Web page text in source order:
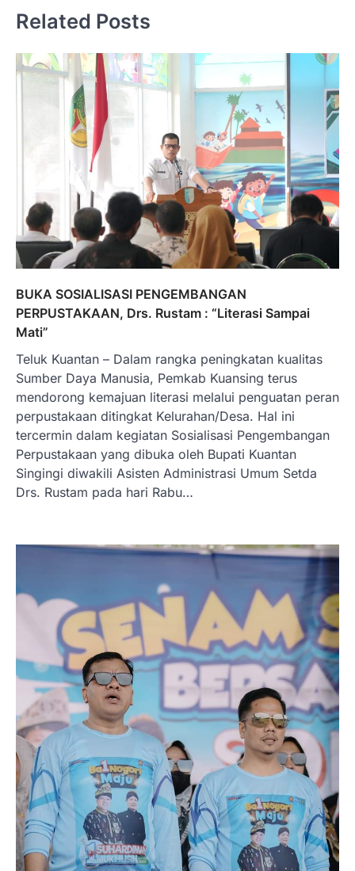
Related Posts
BUKA SOSIALISASI PENGEMBANGAN
PERPUSTAKAAN, Drs. Rustam : “Literasi Sampai
Mati”
Teluk Kuantan – Dalam rangka peningkatan kualitas
Sumber Daya Manusia, Pemkab Kuansing terus
mendorong kemajuan literasi melalui penguatan peran
perpustakaan ditingkat Kelurahan/Desa. Hal ini
tercermin dalam kegiatan Sosialisasi Pengembangan
Perpustakaan yang dibuka oleh Bupati Kuantan
Singingi diwakili Asisten Administrasi Umum Setda
Drs. Rustam pada hari Rabu…